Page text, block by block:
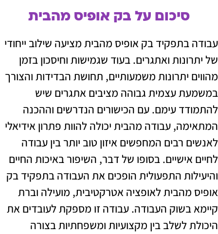
סיכום על בק אופיס מהבית
בק אופיס מהבית מציעה שילוב ייחודי
ואתגרים. בעוד שגמישות וחיסכון בזמן
יתרונות משמעותיים, תחושת הבדידות והצורך
עצמית גבוהה מציבים אתגרים שיש
עימם. עם הכישורים הנדרשים וההכנה
עבודה מהבית יכולה להוות פתרון אידיאלי
רבים המחפשים איזון טוב יותר בין עבודה
בסופו של דבר, השיפור באיכות החיים
התפעולית הופכים את העבודה בתפקיד בק
לאופציה אטרקטיבית, מועילה וברת
העבודה. עבודה זו מספקת לעובדים את
לשלב בין מקצועיות ומשפחתיות בצורה